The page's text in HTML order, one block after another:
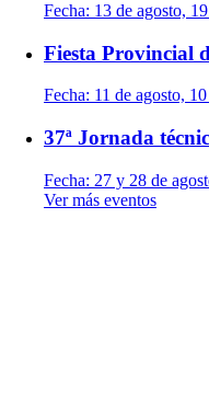
Fecha: 13 de agosto,
Fiesta Provincial
Fecha: 11 de agosto,
37ª Jornada
Fecha: 27 y 28 de
Ver más eventos